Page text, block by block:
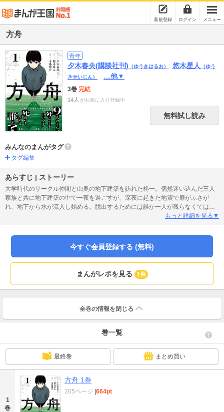
新規登録 ログイン メニュー
方舟
青年
夕木春央(講談社刊) （ゆうきはるお） 悠木星人
（ゆう
きせいじん）
…他▼
3巻 完結
14人 がお気に入り登録中
無料試し読み
みんなのまんがタグ
タグ編集
あらすじ | ストーリー
大学時代のサークル仲間と山奥の地下建築を訪れた柊一。偶然迷い込んだ三人
家族と共に地下建築の中で一夜を過ごすが、深夜に起きた地震で扉がふさが
れ、地下から水が流入し始める。脱出するためには誰か一人が残らなくてはな
らない。そんな中で殺人事件が起こり、犯人が分からないと犠牲者が選べない
もっと詳細を見る▼
今すぐ会員登録する (無料)
まんがレポを見る 1件
全巻の情報を 閉じる
巻一覧
最終巻 まとめ買い
1
巻
方舟 1巻
205ページ |664pt